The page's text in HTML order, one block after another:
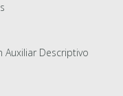
Auxiliar Descriptivo